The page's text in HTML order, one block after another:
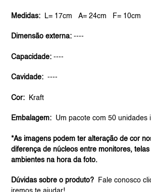
Medidas: L= 17cm A= 24cm F= 10cm
Dimensão externa: ----
Capacidade: ----
Cavidade: ----
Cor: Kraft
Embalagem: Um pacote com 50 unidades
*As imagens podem ter alteração de cor
diferença de núcleos entre monitores,
ambientes na hora da foto.
Dúvidas sobre o produto? Fale conosco